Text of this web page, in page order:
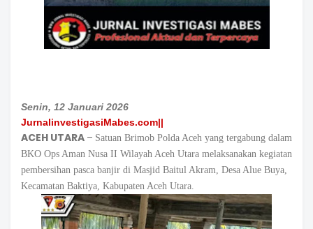
Senin, 12 Januari 2026
JurnalinvestigasiMabes.com||
ACEH UTARA – Satuan Brimob Polda Aceh yang tergabung dalam
BKO Ops Aman Nusa II Wilayah Aceh Utara melaksanakan kegiatan
pembersihan pasca banjir di Masjid Baitul Akram, Desa Alue Buya,
Kecamatan Baktiya, Kabupaten Aceh Utara.